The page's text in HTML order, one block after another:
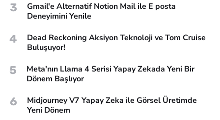
3
Gmail'e Alternatif Notion Mail ile E posta
Deneyimini Yenile
4
Dead Reckoning Aksiyon Teknoloji ve Tom Cruise
Buluşuyor!
5
Meta'nın Llama 4 Serisi Yapay Zekada Yeni Bir
Dönem Başlıyor
6
Midjourney V7 Yapay Zeka ile Görsel Üretimde
Yeni Dönem